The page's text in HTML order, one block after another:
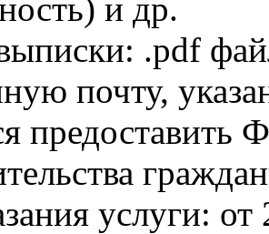
и др.
.pdf
почту,
услуги: от